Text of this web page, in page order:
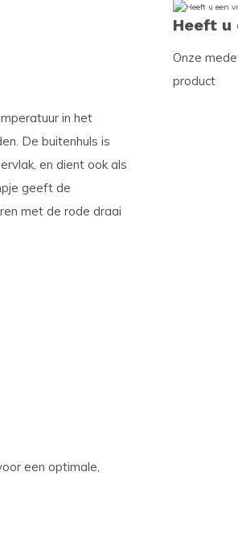
in het
De buitenhuls is
en dient ook als
geeft de
met de rode draai
een optimale,
Heeft u
Onze
product